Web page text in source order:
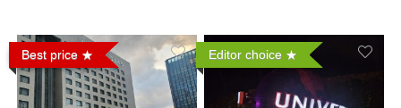
Best price Editor choice